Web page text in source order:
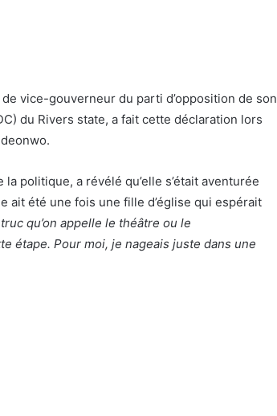
vice-gouverneur du parti d’opposition de son
du Rivers state, a fait cette déclaration lors
politique, a révélé qu’elle s’était aventurée
ait été une fois une fille d’église qui espérait
qu’on appelle le théâtre ou le
étape. Pour moi, je nageais juste dans une